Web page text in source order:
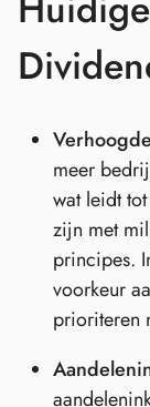
meer
wat leidt
zijn met
principes.
voorkeur
prioriteren